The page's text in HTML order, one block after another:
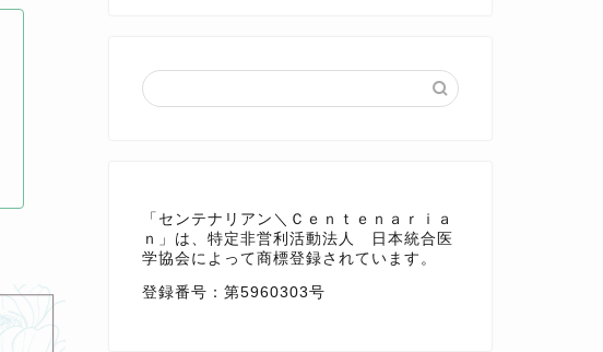
「センテナリアン＼Ｃｅｎｔｅｎａｒｉａ
ｎ」は、特定非営利活動法人 日本統合医
学協会によって商標登録されています。
登録番号： 第5960303号